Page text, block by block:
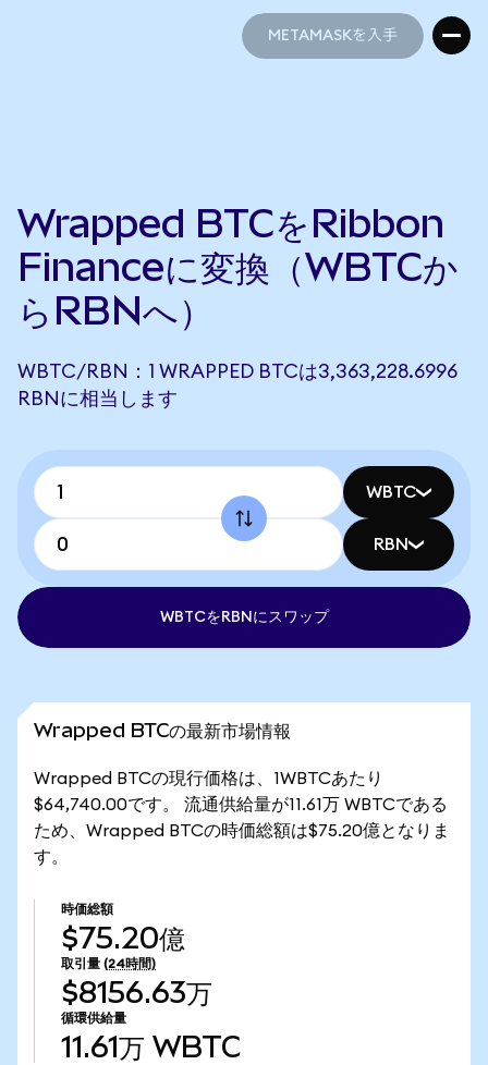
METAMASKを入手
Wrapped BTCをRibbon
Financeに変換（WBTCか
らRBNへ）
WBTC/RBN：1 WRAPPED BTCは3,363,228.6996
RBNに相当します
WBTC
RBN
WBTCをRBNにスワップ
Wrapped BTCの最新市場情報
Wrapped BTCの現行価格は、1WBTCあたり
$64,740.00です。 流通供給量が11.61万 WBTCである
ため、Wrapped BTCの時価総額は$75.20億となりま
す。
時価総額
$75.20億
取引量 (24時間)
$8156.63万
循環供給量
11.61万 WBTC